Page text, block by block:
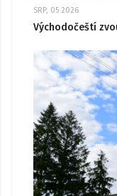
SRP, 05 2026
Východočeští